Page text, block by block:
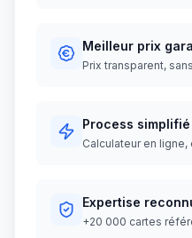
Meilleur prix
Prix transparent,
Process simplifié
Calculateur en
Expertise
+20 000 cartes